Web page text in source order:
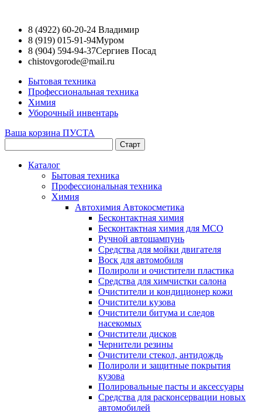
8 (4922) 60-20-24 Владимир
8 (919) 015-91-94Муром
8 (904) 594-94-37Сергиев Посад
chistovgorode@mail.ru
Бытовая техника
Профессиональная техника
Химия
Уборочный инвентарь
Ваша корзина ПУСТА
Каталог
Бытовая техника
Профессиональная техника
Химия
Автохимия Автокосметика
Бесконтактная химия
Бесконтактная химия для МСО
Ручной автошампунь
Средства для мойки двигателя
Воск для автомобиля
Полироли и очистители пластика
Средства для химчистки салона
Очистители и кондиционер кожи
Очистители кузова
Очистители битума и следов
насекомых
Очистители дисков
Чернители резины
Очистители стекол, антидождь
Полироли и защитные покрытия
кузова
Полировальные пасты и аксессуары
Средства для расконсервации новых
автомобилей